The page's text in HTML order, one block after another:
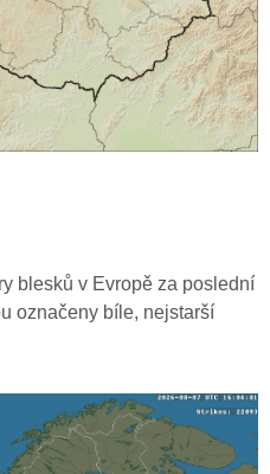
blesků v Evropě za poslední
označeny bíle, nejstarší